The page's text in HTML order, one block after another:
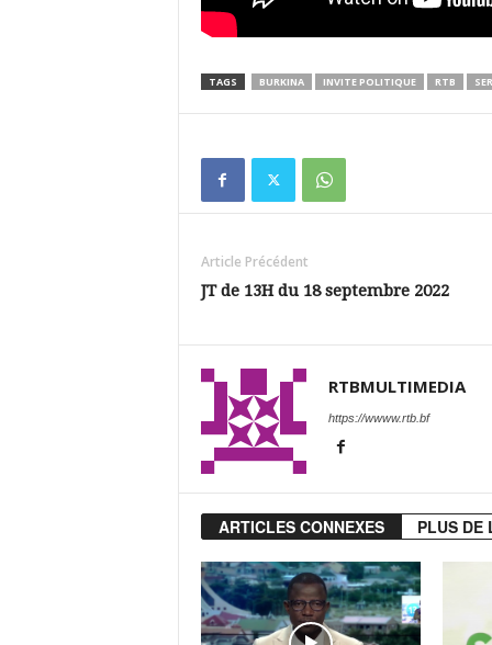
TAGS BURKINA INVITE POLITIQUE RTB
Article Précédent
JT de 13H du 18 septembre 2022
RTBMULTIMEDIA
https://wwww.rtb.bf
ARTICLES CONNEXES PLUS DE